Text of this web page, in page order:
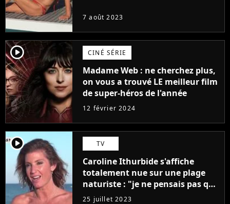
7 août 2023
player2 CINÉ SÉRIE
Madame Web : ne cherchez plus,
on vous a trouvé LE meilleur film
de super-héros de l'année
12 février 2024
player2 TV
Caroline Ithurbide s'affiche
totalement nue sur une plage
naturiste : "je ne pensais pas que
j'arriverais à le faire..."
25 juillet 2023